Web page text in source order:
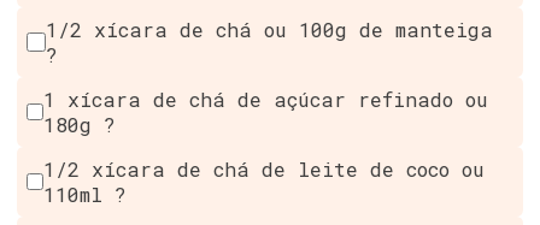
1/2 xícara de chá ou 100g de manteiga
?
1 xícara de chá de açúcar refinado ou
180g ?
1/2 xícara de chá de leite de coco ou
110ml ?